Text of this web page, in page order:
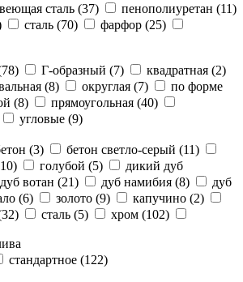
сталь (37) пенополиуретан (11)
сталь (70) фарфор (25)
78) Г-образный (7) квадратная (2)
(8) округлая (7)
по форме
(8) прямоугольная (40)
угловые (9)
(3) бетон светло-серый (11)
10) голубой (5)
дикий дуб
дуб вотан (21) дуб намибия (8)
дуб
(6) золото (9) капучино (2)
32) сталь (5) хром (102)
стандартное (122)